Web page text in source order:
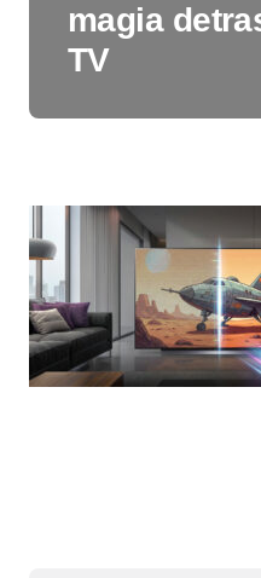
magia
TV